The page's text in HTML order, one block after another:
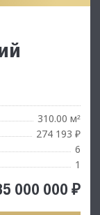
310.00 м²
274 193 ₽
6
1
000 000 ₽